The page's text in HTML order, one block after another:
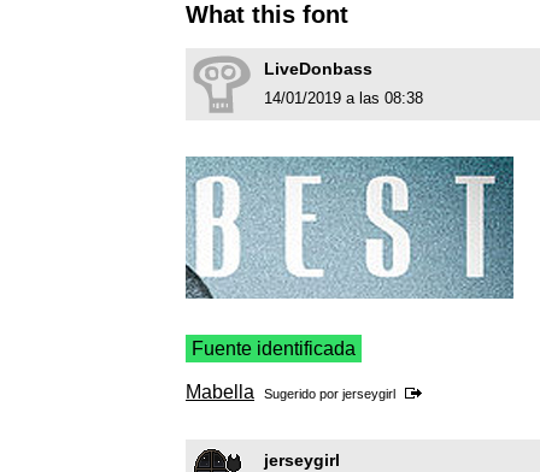
What this font
LiveDonbass
14/01/2019 a las 08:38
Fuente identificada
Mabella Sugerido por jerseygirl
jerseygirl